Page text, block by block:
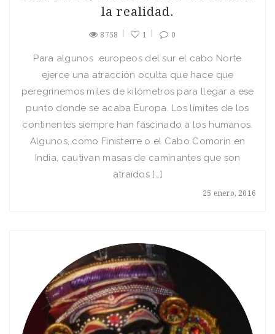
la realidad.
8758 1 0
25 enero, 2016
Para algunos europeos del sur el cabo Norte
ejerce una atracción oculta que hace que
peregrinemos miles de kilómetros para llegar a ese
punto donde se acaba Europa. Los límites de los
continentes siempre han fascinado a los humanos.
Algunos, como Finisterre o el Cabo Comorín en
India, cautivan masas de caminantes que son
atraídos […]